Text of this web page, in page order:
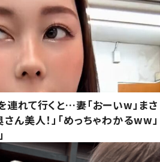
連れて行くと…妻「おーいw」まさ
ん美人！」「めっちゃわかるww」